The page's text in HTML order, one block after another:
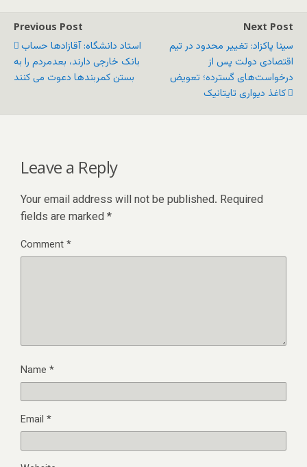
Previous Post
استاد دانشگاه: آقازادها حساب‌
بانک خارجی دارند، بعدمردم را به
Next Post
سینا پاکزاد: تغییر محدود در تیم
اقتصادی دولت پس از
درخواست‌های گسترده؛ تعویض
کاغذ دیواری تایتانیک
Leave a Reply
Your email address will not be published. Required
fields are marked *
Comment*
Name *
Email *